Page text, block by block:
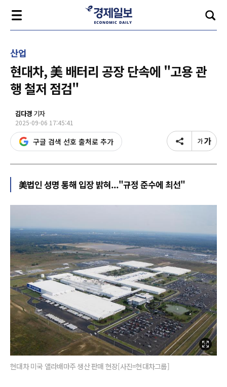
산업
현대차, 美 배터리 공장 단속에 "고용 관
행 철저 점검"
김다경 기자
2025-09-06 17:45:41
구글 검색 선호 출처로 추가
美법인 성명 통해 입장 밝혀..."규정 준수에 최선"
현대차 미국 앨라배마주 생산 판매 현장[사진=현대차그룹]